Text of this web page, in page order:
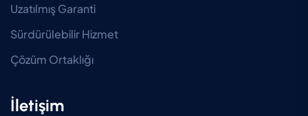
Uzatılmış Garanti
Sürdürülebilir Hizmet
Çözüm Ortaklığı
İletişim